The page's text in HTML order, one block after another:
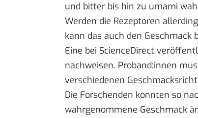
und bitter bis hin zu umami
Werden die Rezeptoren
kann das auch den Geschmack
Eine bei ScienceDirect
nachweisen. Proband:innen
verschiedenen
Die Forschenden konnten so
wahrgenommene Geschmack